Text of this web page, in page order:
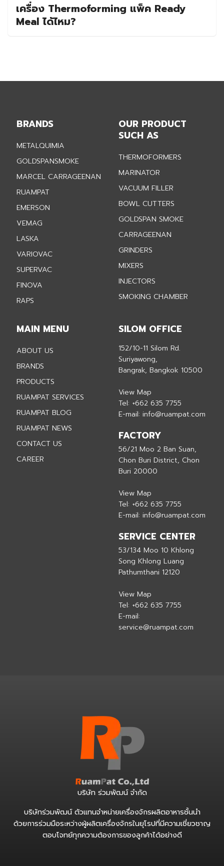
เครื่อง Thermoforming แพ็ค Ready
Meal ได้ไหม?
BRANDS
METALQUIMIA
GOLDSPANSMOKE
MARCEL CARRAGEENAN
RUAMPAT
EMERSON
VEMAG
LASKA
VARIOVAC
SUPERVAC
FINOVA
RAPS
OUR PRODUCT
SUCH AS
THERMOFORMERS
MARINATOR
VACUUM FILLER
BOWL CUTTERS
GOLDSPAN SMOKE
CARRAGEENAN
GRINDERS
MIXERS
INJECTORS
SMOKING CHAMBER
MAIN MENU
ABOUT US
BRANDS
PRODUCTS
RUAMPAT SERVICES
RUAMPAT BLOG
RUAMPAT NEWS
CONTACT US
CAREER
SILOM OFFICE
152/10-11 Silom Rd.
Suriyawong,
Bangrak, Bangkok 10500
View Map
Tel: +662 635 7755
E-mail:info@ruampat.com
FACTORY
56/21 Moo 2 Ban Suan,
Chon Buri District, Chon
Buri 20000
View Map
Tel: +662 635 7755
E-mail:info@ruampat.com
SERVICE CENTER
53/134 Moo 10 Khlong
Song Khlong Luang
Pathumthani 12120
View Map
Tel: +662 635 7755
E-mail:
service@ruampat.com
บริษัท ร่วมพัฒน์ จำกัด
บริษัทร่วมพัฒน์ ตัวแทนจำหน่ายเครื่องจักรผลิตอาหารชั้นนำ
ด้วยการร่วมมือระหว่างผู้ผลิตเครื่องจักรในยุโรปที่มีความเชี่ยวชาญ
ตอบโจทย์ทุกความต้องการของลูกค้าได้อย่างดี